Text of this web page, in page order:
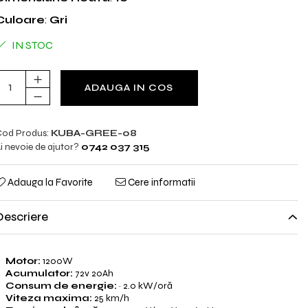
: Gri
IN STOC
ADAUGA IN COS
Produs: KUBA-GREE-08
nevoie de ajutor? 0742 037 315
Adauga la Favorite Cere informatii
Motor: 1200W
Acumulator: 72v 20Ah
Consum de energie: ~ 2.0 kW/oră
Viteza maxima: 25 km/h